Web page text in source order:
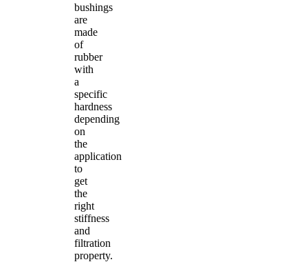
bushings
are
made
of
rubber
with
a
specific
hardness
depending
on
the
application
to
get
the
right
stiffness
and
filtration
property.